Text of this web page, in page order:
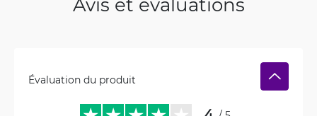
Évaluation du produit